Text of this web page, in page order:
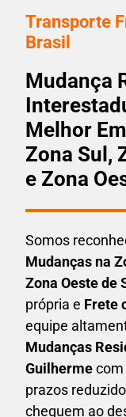
Transporte
Brasil
Mudança
Melhor
Zona Sul,
e Zona
Somos
Mudanças na
Zona Oeste de
própria e Frete
equipe
Mudanças
Guilhermecom
prazos
cheguem ao